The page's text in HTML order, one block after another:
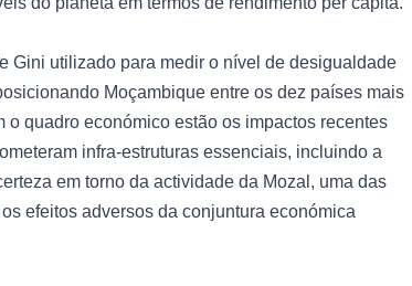
Gini utilizado para medir o nível de desigualdade
Moçambique entre os dez países mais
quadro económico estão os impactos recentes
infra-estruturas essenciais, incluindo a
em torno da actividade da Mozal, uma das
efeitos adversos da conjuntura económica